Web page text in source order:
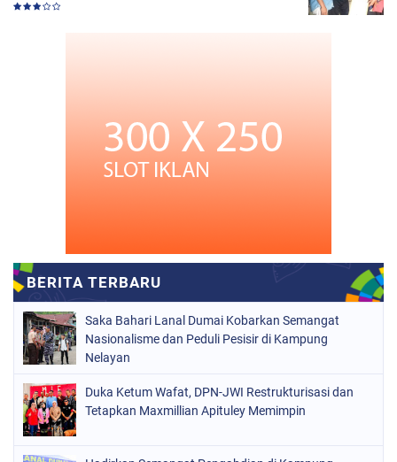
Saka Bahari Lanal Dumai Kobarkan Semangat
Nasionalisme dan Peduli Pesisir di Kampung
Nelayan
Duka Ketum Wafat, DPN-JWI Restrukturisasi dan
Tetapkan Maxmillian Apituley Memimpin